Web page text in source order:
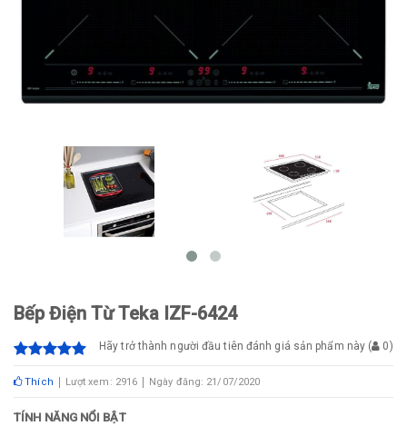
Bếp Điện Từ Teka IZF-6424
Hãy trở thành người đầu tiên đánh giá sản phẩm này ( 0)
Thích Lượt xem: 2916 Ngày đăng: 21/07/2020
TÍNH NĂNG NỔI BẬT